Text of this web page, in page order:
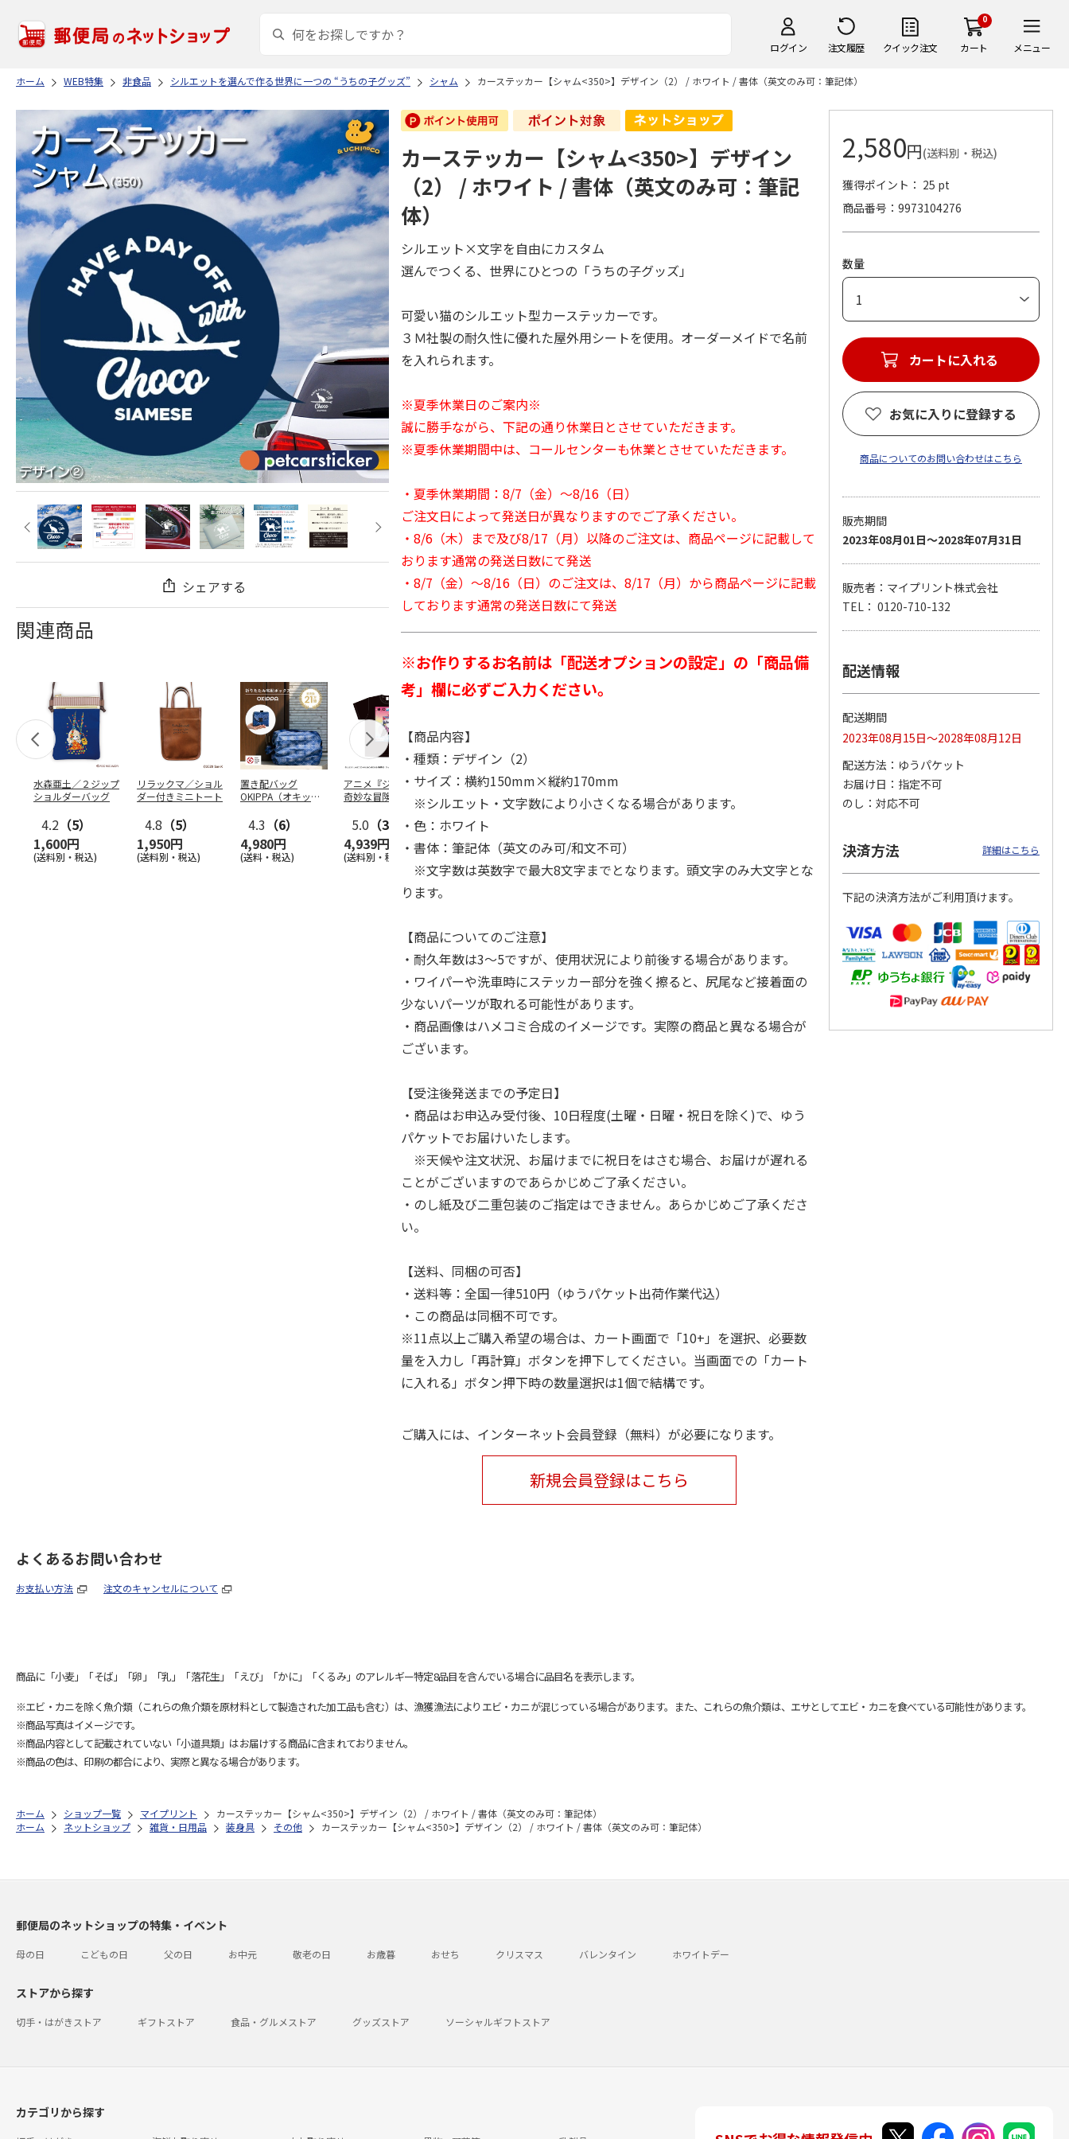
ログイン 注文履歴 クイック注文
0
カート メニュー
ホーム WEB特集 非食品 シルエットを選んで作る世界に一つの “うちの子グッズ” シャム カーステッカー【シャム<350>】デザイン（2） / ホワイト / 書体（英文のみ可：筆記体）
シェアする
関連商品
水森亜土／２ジップ
ショルダーバッグ
4.2 （5）
1,600円
(送料別・税込)
リラックマ／ショル
ダー付きミニトート
4.8 （5）
1,950円
(送料別・税込)
置き配バッグ
OKIPPA（オキッ
4.3 （6）
4,980円
(送料・税込)
アニメ『ジョジョの
奇妙な冒険 黄金の
…
5.0 （3）
4,939円
(送料別・税込)
コジコジ／ショルダ
ー付きバッグ
4.5（6）
1,760円
(送料別・税込)
POSTIES オリジナ
ルTシャツ Sサイズ
3,080円
(送料別・税込)
奇妙な冒険 黄金の
風』CITY POP …
『ジョジョの奇妙な
冒険 スターダスト
クルセイダース』
3,300円
(送料別・税込)
3,300円
(送料別・税込)
カーステッカー【シャム<350>】デザイン
（2） / ホワイト / 書体（英文のみ可：筆記
体）
シルエット×文字を自由にカスタム
選んでつくる、世界にひとつの「うちの子グッズ」
可愛い猫のシルエット型カーステッカーです。
３Ｍ社製の耐久性に優れた屋外用シートを使用。オーダーメイドで名前
を入れられます。
※夏季休業日のご案内※
誠に勝手ながら、下記の通り休業日とさせていただきます。
※夏季休業期間中は、コールセンターも休業とさせていただきます。
・夏季休業期間：8/7（金）～8/16（日）
ご注文日によって発送日が異なりますのでご了承ください。
・8/6（木）まで及び8/17（月）以降のご注文は、商品ページに記載して
おります通常の発送日数にて発送
・8/7（金）～8/16（日）のご注文は、8/17（月）から商品ページに記載
しております通常の発送日数にて発送
※お作りするお名前は「配送オプションの設定」の「商品備
考」欄に必ずご入力ください。
【商品内容】
・種類：デザイン（2）
・サイズ：横約150mm×縦約170mm
※シルエット・文字数により小さくなる場合があります。
・色：ホワイト
・書体：筆記体（英文のみ可/和文不可）
※文字数は英数字で最大8文字までとなります。頭文字のみ大文字とな
ります。
【商品についてのご注意】
・耐久年数は3～5ですが、使用状況により前後する場合があります。
・ワイパーや洗車時にステッカー部分を強く擦ると、尻尾など接着面の
少ないパーツが取れる可能性があります。
・商品画像はハメコミ合成のイメージです。実際の商品と異なる場合が
ございます。
【受注後発送までの予定日】
・商品はお申込み受付後、10日程度(土曜・日曜・祝日を除く)で、ゆう
パケットでお届けいたします。
※天候や注文状況、お届けまでに祝日をはさむ場合、お届けが遅れる
ことがございますのであらかじめご了承ください。
・のし紙及び二重包装のご指定はできません。あらかじめご了承くださ
い。
【送料、同梱の可否】
・送料等：全国一律510円（ゆうパケット出荷作業代込）
・この商品は同梱不可です。
※11点以上ご購入希望の場合は、カート画面で「10+」を選択、必要数
量を入力し「再計算」ボタンを押下してください。当画面での「カート
に入れる」ボタン押下時の数量選択は1個で結構です。
ご購入には、インターネット会員登録（無料）が必要になります。
新規会員登録はこちら
2,580円(送料別・税込)
獲得ポイント： 25 pt
商品番号
9973104276
数量
カートに入れる
お気に入りに登録する
商品についてのお問い合わせはこちら
販売期間
2023年08月01日～2028年07月31日
販売者：マイプリント株式会社
TEL： 0120-710-132
配送情報
配送期間
2023年08月15日～2028年08月12日
配送方法
ゆうパケット
お届け日
指定不可
のし
対応不可
決済方法 詳細はこちら
下記の決済方法がご利用頂けます。
よくあるお問い合わせ
お支払い方法 注文のキャンセルについて
商品に「小麦」「そば」「卵」「乳」「落花生」「えび」「かに」「くるみ」のアレルギー特定8品目を含んでいる場合に品目名を表示します。
※エビ・カニを除く魚介類（これらの魚介類を原材料として製造された加工品も含む）は、漁獲漁法によりエビ・カニが混じっている場合があります。また、これらの魚介類は、エサとしてエビ・カニを食べている可能性があります。
※商品写真はイメージです。
※商品内容として記載されていない「小道具類」はお届けする商品に含まれておりません。
※商品の色は、印刷の都合により、実際と異なる場合があります。
ホーム ショップ一覧 マイプリント
カーステッカー【シャム<350>】デザイン（2） / ホワイト / 書体（英文のみ可：筆記体）
ホーム
ネットショップ 雑貨・日用品 装身具 その他 カーステッカー【シャム<350>】デザイン（2） / ホワイト / 書体（英文のみ可：筆記体）
郵便局のネットショップの特集・イベント
母の日 こどもの日 父の日 お中元 敬老の日 お歳暮 おせち クリスマス バレンタイン ホワイトデー
ストアから探す
切手・はがきストア ギフトストア 食品・グルメストア グッズストア ソーシャルギフトストア
カテゴリから探す